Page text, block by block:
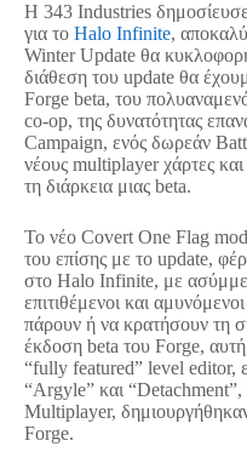
Η 343 Industries
για το Halo Infinite,
Winter Update θα
διάθεση του update θα
Forge beta, του
co-op, της δυνατότητας
Campaign, ενός δωρεάν
νέους multiplayer χάρτες
τη διάρκεια μιας beta.
Το νέο Covert One Flag
του επίσης με το update,
στο Halo Infinite, με
επιτιθέμενοι και
πάρουν ή να κρατήσουν τη
έκδοση beta του Forge, αυτή
“fully featured” level editor,
“Argyle” και “Detachment”,
Multiplayer,
Forge.